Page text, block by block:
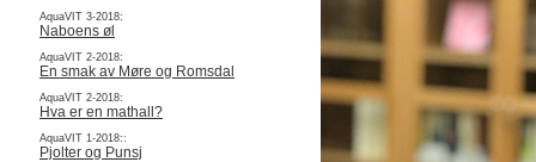
AquaVIT 3-2018:
Naboens øl
AquaVIT 2-2018:
En smak av Møre og Romsdal
AquaVIT 2-2018:
Hva er en mathall?
AquaVIT 1-2018::
Pjolter og Punsj